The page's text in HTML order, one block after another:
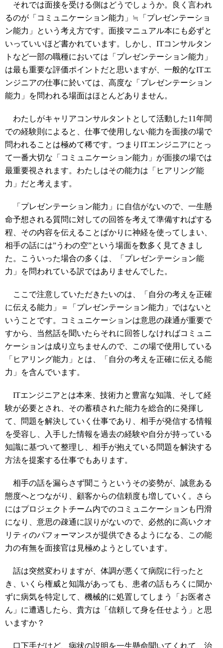
それでは面接を受ける側はどうでしょうか。良く言われ
るのが「コミュニケーション能力」≒「プレゼンテーショ
ン能力」という考え方です。面接マニュアル本にも必ずと
いっていいほど書かれています。しかし、ITコンサルタン
トなど一部の職種においては「プレゼンテーション能力」
は最も重要な評価ポイントだと思いますが、一般的なITエ
ンジニアの仕事に於いては、高度な「プレゼンテーション
能力」を問われる場面はほとんどありません。
わたしがキャリアコンサルタントとして活動した11年間
での経験則によると、仕事で使用しない能力を面接の場で
問われることは極めて稀です。つまりITエンジニアにとっ
て一番大切な「コミュニケーション能力」が面接の場では
最重要視されます。わたしはその能力は「ヒアリング能
力」だと考えます。
「プレゼンテーション能力」に自信がないので、一生懸
命予想される質問に対しての回答を考えて準備すればする
程、その内容を伝えることばかりに神経を使ってしまい、
相手の話には”うわの空”という場面を数多く見てきまし
た。こういった場合の多くは、「プレゼンテーション能
力」を問われている訳ではありませんでした。
ここで注意していただきたいのは、「自分の考えを正確
に伝える能力」＝「プレゼンテーション能力」ではないと
いうことです。コミュニケーションは意思の疎通が重要で
すから、当然話を聞いたらそれに回答しなければコミュニ
ケーションは成り立ちませんので、この場で使用している
「ヒアリング能力」とは、「自分の考えを正確に伝える能
力」を含んでいます。
ITエンジニアとは本来、技術力と豊富な知識、そして経
験が必要とされ、その蓄積された能力を総合的に発揮し
て、問題を解決していく仕事であり、相手が発信する情報
を受容し、入手した情報を過去の経験や自分が持っている
知識に基づいて整理し、相手が抱えている問題を解決する
方法を提案する仕事でもあります。
相手の話を漏らさず聞こうというその姿勢が、誠意ある
態度へとつながり、顧客からの信頼度も増していく。さら
にはプロジェクトチーム内でのコミュニケーションも円滑
になり、意思の疎通に誤りがないので、必然的に高いクオ
リティのパフォーマンスが提供できるようになる、この能
力の有無を面接官は見極めようとしています。
話は突然変わりますが、体調が悪くて病院に行ったと
き、いくら権威と知識があっても、患者の話もろくに聞か
ずに病気を特定して、機械的に処置してしまう「お医者さ
ん」に遭遇したら、貴方は「信頼して身を任せよう」と思
いますか？
口下手だけど、病状の説明を一生懸命聞いてくれて、治